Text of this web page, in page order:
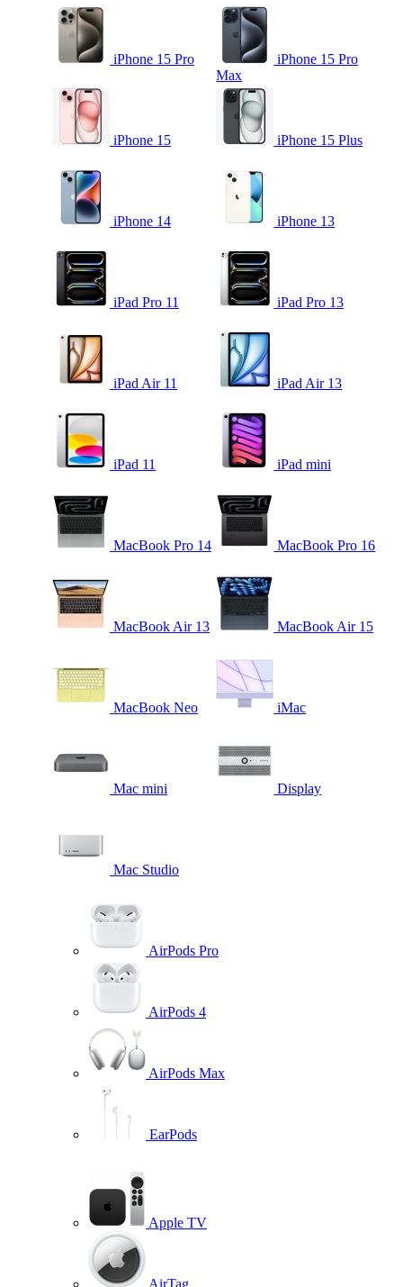
iPhone 15 Pro
iPhone 15 Pro
Max
iPhone 15 iPhone 15 Plus
iPhone 14 iPhone 13
iPad Pro 11 iPad Pro 13
iPad Air 11 iPad Air 13
iPad 11 iPad mini
MacBook Pro 14 MacBook Pro 16
MacBook Air 13 MacBook Air 15
MacBook Neo iMac
Mac mini Display
Mac Studio
AirPods Pro
AirPods 4
AirPods Max
EarPods
Apple TV